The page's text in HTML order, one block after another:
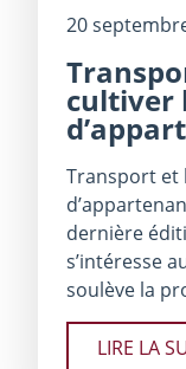
20
cultiver
Transport et
dernière
s’intéresse
soulève la
LIRE LA